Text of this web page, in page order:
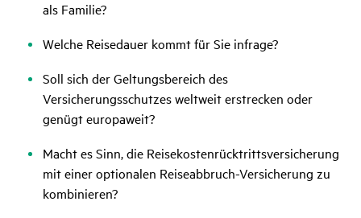
als Familie?
Welche Reisedauer kommt für Sie infrage?
Soll sich der Geltungsbereich des
Versicherungsschutzes weltweit erstrecken oder
genügt europaweit?
Macht es Sinn, die Reisekostenrücktrittsversicherung
mit einer optionalen Reiseabbruch-Versicherung zu
kombinieren?